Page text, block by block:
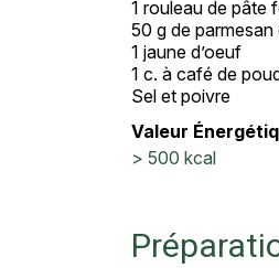
1 rouleau de pâte
50 g de
1 jaune d’oeuf
1 c. à café de
Sel et poivre
Valeur
> 500 kcal